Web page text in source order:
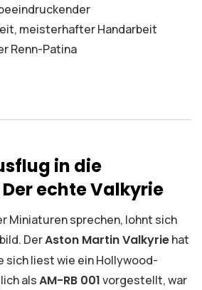
meisterhafter Handarbeit
Renn-Patina
in die
echte Valkyrie
Miniaturen sprechen, lohnt sich
DerAston Martin Valkyriehat
sich liest wie ein Hollywood-
alsAM-RB 001vorgestellt, war